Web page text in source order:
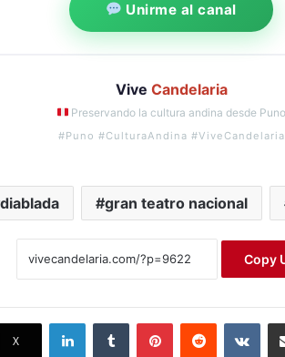
Unirme al canal
Vive Candelaria
Preservando la cultura andina desde Puno
#Puno #CulturaAndina #ViveCandelaria
diablada gran teatro nacional
Copy
X